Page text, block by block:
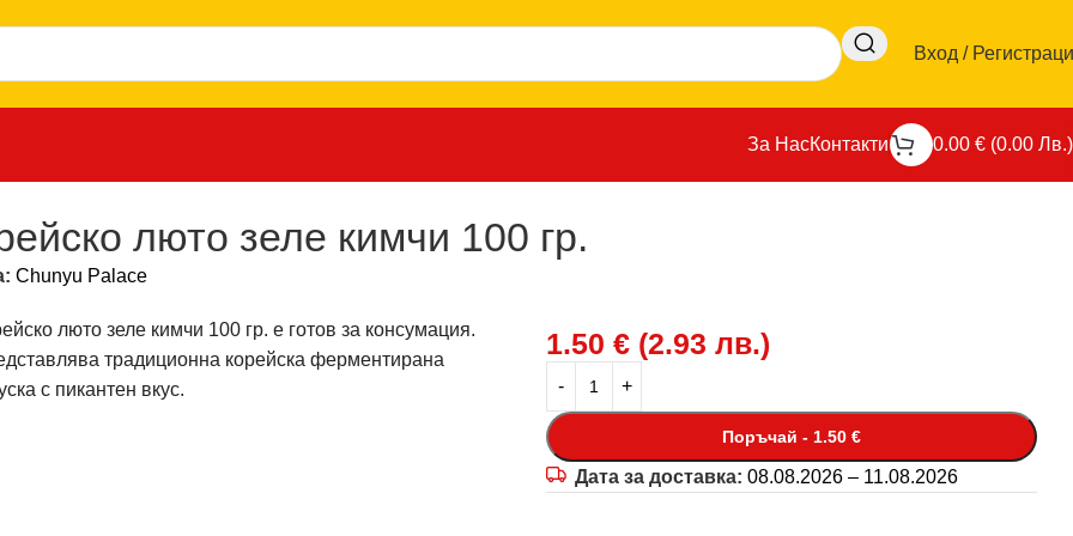
Вход /
За НасКонтакти 0.00 € (0.00 Лв.)
люто зеле кимчи 100 гр.
Chunyu Palace
люто зеле кимчи 100 гр. е готов за консумация.
традиционна корейска ферментирана
с пикантен вкус.
1.50 € (2.93 лв.)
Поръчай - 1.50 €
Дата за доставка: 08.08.2026 – 11.08.2026